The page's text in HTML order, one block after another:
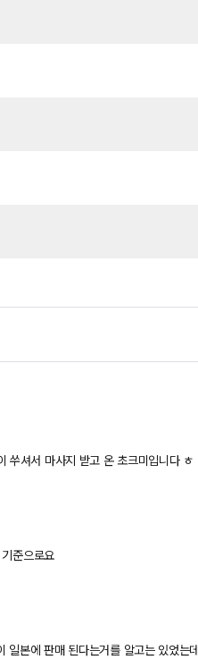
쑤셔서 마사지 받고 온 초크미입니다 ㅎ
이 GOD
준으로요
본에 판매 된다는거를 알고는 있었는데